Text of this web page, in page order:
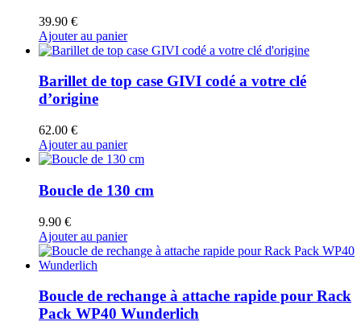
39.90 €
Ajouter au panier
Barillet de top case GIVI codé a votre clé
d’origine
62.00 €
Ajouter au panier
Boucle de 130 cm
9.90 €
Ajouter au panier
Boucle de rechange à attache rapide pour Rack
Pack WP40 Wunderlich